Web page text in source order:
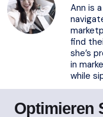
Ann is
find
she’s
in
while
Optimieren